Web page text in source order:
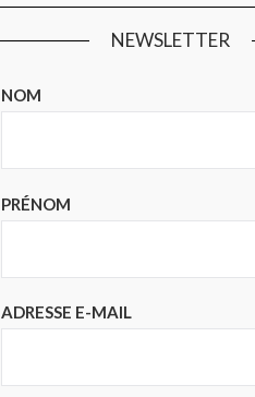
NEWSLETTER
NOM
PRÉNOM
ADRESSE E-MAIL